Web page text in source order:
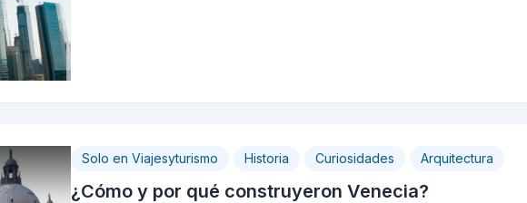
Solo en Viajesyturismo Historia Curiosidades Arquitectura
¿Cómo y por qué construyeron Venecia?